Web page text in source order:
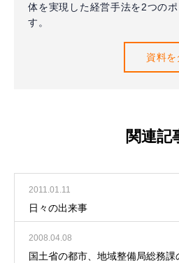
体を実現した経営手法を2つの
す。
資料を
関連記
2011.01.11
日々の出来事
2008.04.08
国土省の都市、地域整備局総務